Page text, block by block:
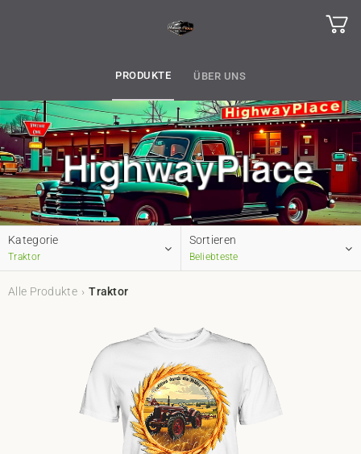
PRODUKTE ÜBER UNS
Kategorie
Traktor
Sortieren
Beliebteste
Alle Produkte Traktor